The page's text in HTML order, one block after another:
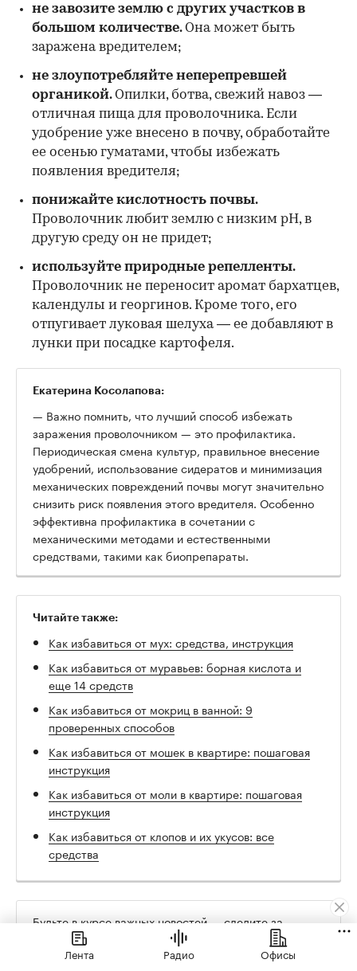
не завозите землю с других участков в
большом количестве. Она может быть
заражена вредителем;
не злоупотребляйте неперепревшей
органикой.Опилки, ботва, свежий навоз —
отличная пища для проволочника. Если
удобрение уже внесено в почву, обработайте
ее осенью гуматами, чтобы избежать
появления вредителя;
понижайте кислотность почвы.
Проволочник любит землю с низким pH, в
другую среду он не придет;
используйте природные репелленты.
Проволочник не переносит аромат бархатцев,
календулы и георгинов. Кроме того, его
отпугивает луковая шелуха — ее добавляют в
лунки при посадке картофеля.
Екатерина Косолапова:
— Важно помнить, что лучший способ избежать
заражения проволочником — это профилактика.
Периодическая смена культур, правильное внесение
удобрений, использование сидератов и минимизация
механических повреждений почвы могут значительно
снизить риск появления этого вредителя. Особенно
эффективна профилактика в сочетании с
механическими методами и естественными
средствами, такими как биопрепараты.
Читайте также:
Как избавиться от мух: средства, инструкция
Как избавиться от муравьев: борная кислота и
еще 14 средств
Как избавиться от мокриц в ванной: 9
проверенных способов
Как избавиться от мошек в квартире: пошаговая
инструкция
Как избавиться от моли в квартире: пошаговая
инструкция
Как избавиться от клопов и их укусов: все
средства
Будьте в курсе важных новостей — следите за
телеграм-каналом «РБК Недвижимость»
Лента Радио Офисы